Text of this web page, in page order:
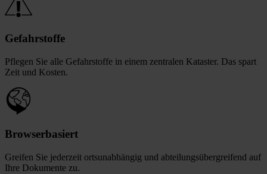
Gefahrstoffe
Pflegen Sie alle Gefahrstoffe in einem zentralen Kataster. Das spart
Zeit und Kosten.
Browserbasiert
Greifen Sie jederzeit ortsunabhängig und abteilungsübergreifend auf
Ihre Dokumente zu.